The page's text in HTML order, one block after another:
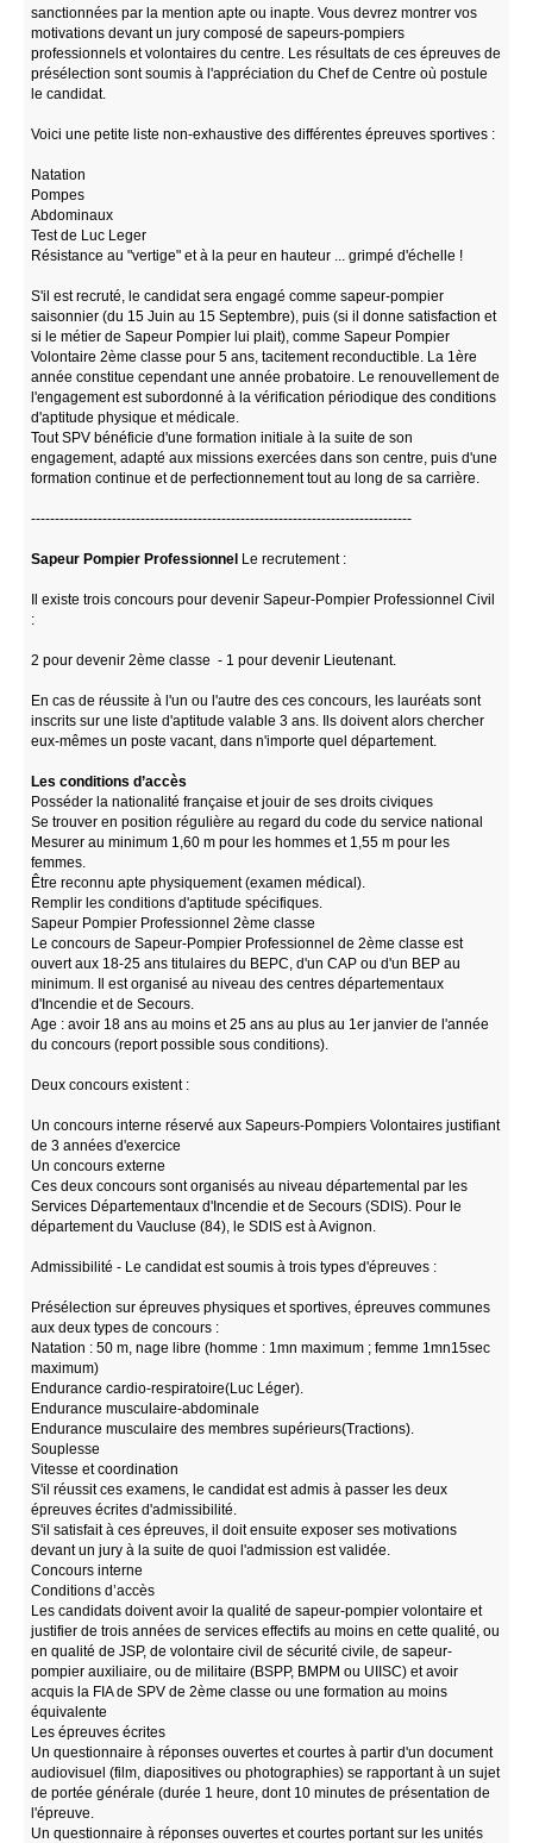
sanctionnées par la mention apte ou inapte. Vous devrez montrer vos
motivations devant un jury composé de sapeurs-pompiers
professionnels et volontaires du centre. Les résultats de ces épreuves de
présélection sont soumis à l'appréciation du Chef de Centre où postule
le candidat.
Voici une petite liste non-exhaustive des différentes épreuves sportives :
Natation
Pompes
Abdominaux
Test de Luc Leger
Résistance au "vertige" et à la peur en hauteur ... grimpé d'échelle !
S'il est recruté, le candidat sera engagé comme sapeur-pompier
saisonnier (du 15 Juin au 15 Septembre), puis (si il donne satisfaction et
si le métier de Sapeur Pompier lui plait), comme Sapeur Pompier
Volontaire 2ème classe pour 5 ans, tacitement reconductible. La 1ère
année constitue cependant une année probatoire. Le renouvellement de
l'engagement est subordonné à la vérification périodique des conditions
d'aptitude physique et médicale.
Tout SPV bénéficie d'une formation initiale à la suite de son
engagement, adapté aux missions exercées dans son centre, puis d'une
formation continue et de perfectionnement tout au long de sa carrière.
--------------------------------------------------------------------------------
Sapeur Pompier Professionnel Le recrutement :
Il existe trois concours pour devenir Sapeur-Pompier Professionnel Civil
:
2 pour devenir 2ème classe - 1 pour devenir Lieutenant.
En cas de réussite à l'un ou l'autre des ces concours, les lauréats sont
inscrits sur une liste d'aptitude valable 3 ans. Ils doivent alors chercher
eux-mêmes un poste vacant, dans n'importe quel département.
Les conditions d’accès
Posséder la nationalité française et jouir de ses droits civiques
Se trouver en position régulière au regard du code du service national
Mesurer au minimum 1,60 m pour les hommes et 1,55 m pour les
femmes.
Être reconnu apte physiquement (examen médical).
Remplir les conditions d'aptitude spécifiques.
Sapeur Pompier Professionnel 2ème classe
Le concours de Sapeur-Pompier Professionnel de 2ème classe est
ouvert aux 18-25 ans titulaires du BEPC, d'un CAP ou d'un BEP au
minimum. Il est organisé au niveau des centres départementaux
d'Incendie et de Secours.
Age : avoir 18 ans au moins et 25 ans au plus au 1er janvier de l'année
du concours (report possible sous conditions).
Deux concours existent :
Un concours interne réservé aux Sapeurs-Pompiers Volontaires justifiant
de 3 années d'exercice
Un concours externe
Ces deux concours sont organisés au niveau départemental par les
Services Départementaux d'Incendie et de Secours (SDIS). Pour le
département du Vaucluse (84), le SDIS est à Avignon.
Admissibilité - Le candidat est soumis à trois types d'épreuves :
Présélection sur épreuves physiques et sportives, épreuves communes
aux deux types de concours :
Natation : 50 m, nage libre (homme : 1mn maximum ; femme 1mn15sec
maximum)
Endurance cardio-respiratoire(Luc Léger).
Endurance musculaire-abdominale
Endurance musculaire des membres supérieurs(Tractions).
Souplesse
Vitesse et coordination
S'il réussit ces examens, le candidat est admis à passer les deux
épreuves écrites d'admissibilité.
S'il satisfait à ces épreuves, il doit ensuite exposer ses motivations
devant un jury à la suite de quoi l'admission est validée.
Concours interne
Conditions d’accès
Les candidats doivent avoir la qualité de sapeur-pompier volontaire et
justifier de trois années de services effectifs au moins en cette qualité, ou
en qualité de JSP, de volontaire civil de sécurité civile, de sapeur-
pompier auxiliaire, ou de militaire (BSPP, BMPM ou UIISC) et avoir
acquis la FIA de SPV de 2ème classe ou une formation au moins
équivalente
Les épreuves écrites
Un questionnaire à réponses ouvertes et courtes à partir d'un document
audiovisuel (film, diapositives ou photographies) se rapportant à un sujet
de portée générale (durée 1 heure, dont 10 minutes de présentation de
l'épreuve.
Un questionnaire à réponses ouvertes et courtes portant sur les unités